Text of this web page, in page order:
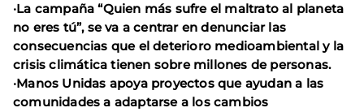
·La campaña “Quien más sufre el maltrato al planeta
no eres tú”, se va a centrar en denunciar las
consecuencias que el deterioro medioambiental y la
crisis climática tienen sobre millones de personas.
·Manos Unidas apoya proyectos que ayudan a las
comunidades a adaptarse a los cambios